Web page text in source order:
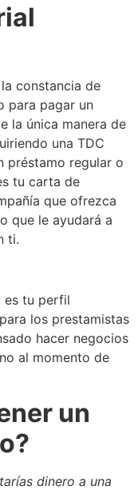
constancia de
para pagar un
la única manera de
una TDC
préstamo regular o
tu carta de
que ofrezca
que le ayudará a
ti.
es tu perfil
los prestamistas
hacer negocios
al momento de
un
dinero a una